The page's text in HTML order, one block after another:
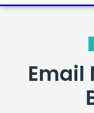
Email